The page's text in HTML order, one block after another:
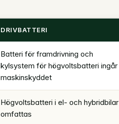
DRIVBATTERI
Batteri för framdrivning och
kylsystem för högvoltsbatteri ingår
maskinskyddet
Högvoltsbatteri i el- och hybridbilar
omfattas